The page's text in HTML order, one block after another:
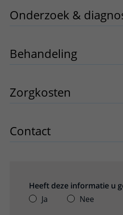
Onderzoek &
Behandeling
Zorgkosten
Contact uitklapper,
Heeft deze informatie u
Ja
Nee